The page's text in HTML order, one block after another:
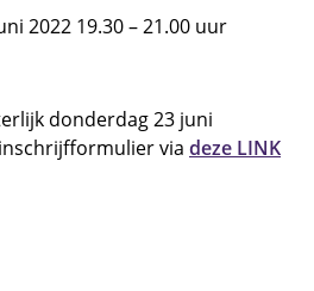
2022 19.30 – 21.00 uur
donderdag 23 juni
via deze LINK